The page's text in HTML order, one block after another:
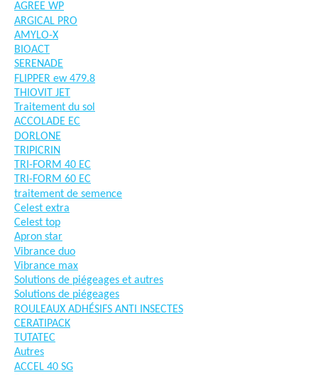
AGREE WP
ARGICAL PRO
AMYLO-X
BIOACT
SERENADE
FLIPPER ew 479.8
THIOVIT JET
Traitement du sol
ACCOLADE EC
DORLONE
TRIPICRIN
TRI-FORM 40 EC
TRI-FORM 60 EC
traitement de semence
Celest extra
Celest top
Apron star
Vibrance duo
Vibrance max
Solutions de piégeages et autres
Solutions de piégeages
ROULEAUX ADHÉSIFS ANTI INSECTES
CERATIPACK
TUTATEC
Autres
ACCEL 40 SG